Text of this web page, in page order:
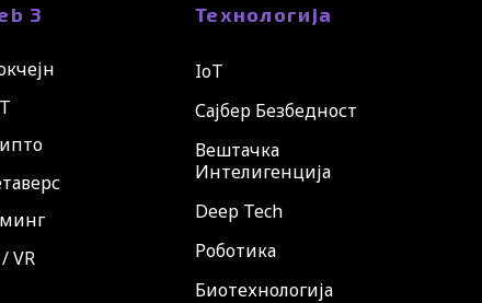
3
VR
Технологија
IoT
Сајбер Безбедност
Вештачка
Интелигенција
Deep Tech
Роботика
Биотехнологија